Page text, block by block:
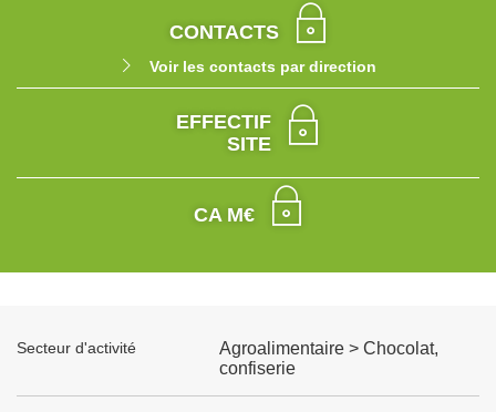
CONTACTS
Voir les contacts par direction
EFFECTIF
SITE
CA M€
Secteur d'activité
Agroalimentaire > Chocolat,
confiserie